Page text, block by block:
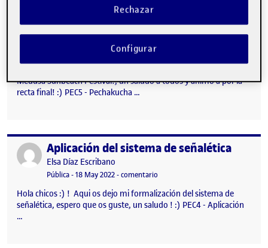
Publicado por
Elsa Díaz Escribano
en Pechakucha Señalética Medusa
Medusa Sunbeach Festival!, un saludo a todos y ánimo a por la
recta final! :) PEC5 - Pechakucha …
Publicado porAplicación del sistema de señalética
Publicado por
Elsa Díaz Escribano
Visibilidad:
Pública-Fecha de publicación
18 May 202218 mayo, 2022 5:17 pm
-comentario
Hola chicos :) ! Aqui os dejo mi formalización del sistema de
señalética, espero que os guste, un saludo ! :) PEC4 - Aplicación
…
Rechazar
Configurar